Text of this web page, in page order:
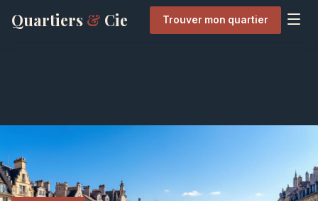
Quartiers & Cie Trouver mon quartier